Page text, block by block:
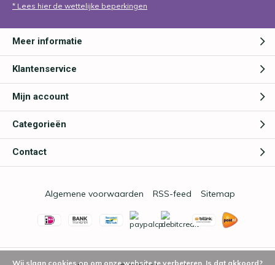
* Lees hier de wettelijke beperkingen
Meer informatie
Klantenservice
Mijn account
Categorieën
Contact
Algemene voorwaarden RSS-feed Sitemap
Wij slaan cookies op om onze website te verbeteren. Is dat akkoord?